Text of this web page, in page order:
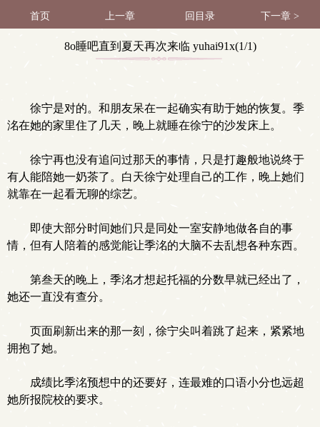
首页 上一章 回目录 下一章 >
8o睡吧直到夏天再次来临 yuhai91x(1/1)
徐宁是对的。和朋友呆在一起确实有助于她的恢复。季
洺在她的家里住了几天，晚上就睡在徐宁的沙发床上。
徐宁再也没有追问过那天的事情，只是打趣般地说终于
有人能陪她一奶茶了。白天徐宁处理自己的工作，晚上她们
就靠在一起看无聊的综艺。
即使大部分时间她们只是同处一室安静地做各自的事
情，但有人陪着的感觉能让季洺的大脑不去乱想各种东西。
第叁天的晚上，季洺才想起托福的分数早就已经出了，
她还一直没有查分。
页面刷新出来的那一刻，徐宁尖叫着跳了起来，紧紧地
拥抱了她。
成绩比季洺预想中的还要好，连最难的口语小分也远超
她所报院校的要求。